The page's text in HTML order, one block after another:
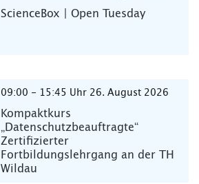
ScienceBox | Open Tuesday
09:00 - 15:45 Uhr 26. August 2026
Kompaktkurs
„Datenschutzbeauftragte“
Zertifizierter
Fortbildungslehrgang an der TH
Wildau